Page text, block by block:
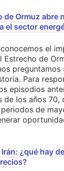
de Ormuz abre
el sector
el
de
Para
episodios
de los años 70,
de
¿qué hay